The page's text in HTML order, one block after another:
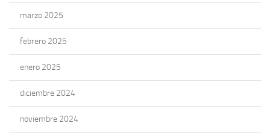
marzo 2025
febrero 2025
enero 2025
diciembre 2024
noviembre 2024